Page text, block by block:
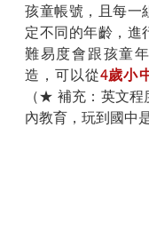
孩童帳號，且每一
定不同的年齡，進
難易度會跟孩童
造，可以從4歲小
（★ 補充：英文程
內教育，玩到國中